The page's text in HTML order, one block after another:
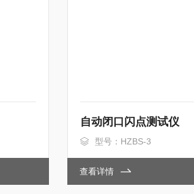
自动闭口闪点测试仪
型号：HZBS-3
查看详情